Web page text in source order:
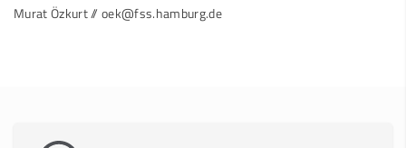
Murat Özkurt // oek@fss.hamburg.de